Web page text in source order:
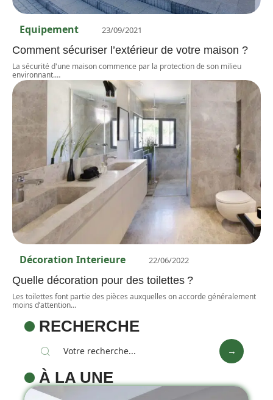
Equipement 23/09/2021
Comment sécuriser l’extérieur de votre maison ?
La sécurité d'une maison commence par la protection de son milieu
environnant.…
Décoration Interieure 22/06/2022
Quelle décoration pour des toilettes ?
Les toilettes font partie des pièces auxquelles on accorde généralement
moins d’attention…
RECHERCHE
À LA UNE